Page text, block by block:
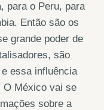
para o Peru, para
Então são os
grande poder de
são
essa influência
O México vai se
sobre a